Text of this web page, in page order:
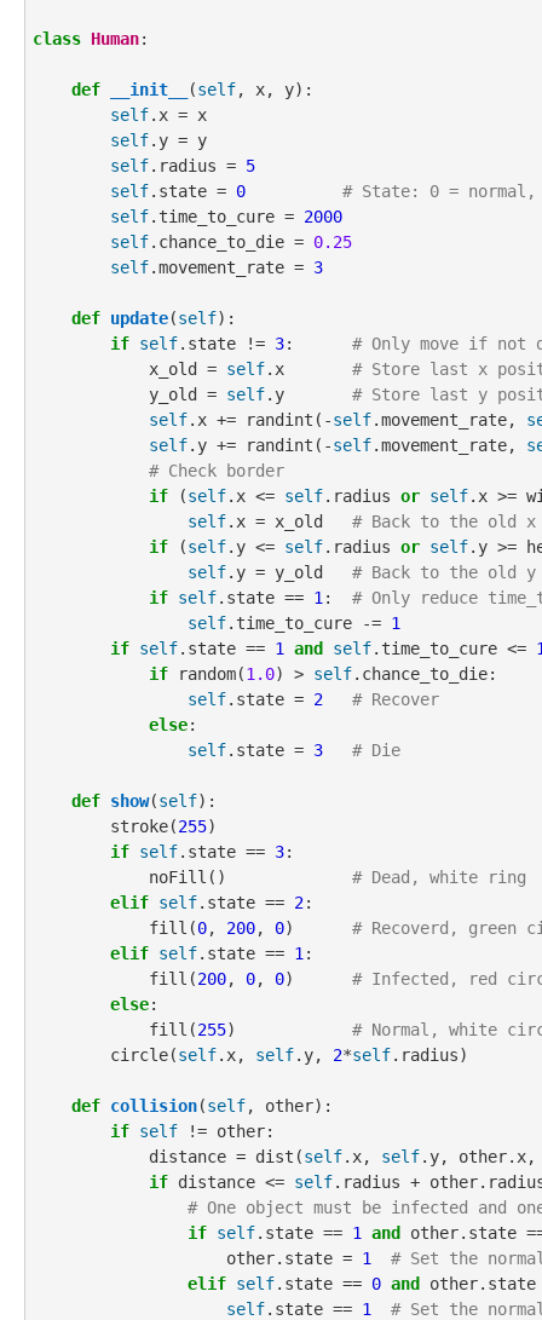
class Human:
def __init__ (self, x, y):
self.x = x
self.y = y
self.radius = 5
self.state = 0
# State: 0 =
self.time_to_cure = 2000
self.chance_to_die = 0.25
self.movement_rate = 3
def update(self):
if self.state != 3: # Only move if not
            x_old =
self.x # Store last x
            y_old =
self.y # Store last y
self.x += randint(-self.movement_rate,
self.y += randint(-self.movement_rate,
# Check border
if (self.x <= self.radius or self.x >=
self.x = x_old # Back to the
if (self.y <= self.radius or self.y >=
self.y = y_old # Back to the old
if self.state == 1: # Only reduce
self.time_to_cure -= 1
if self.state == 1 and self.time_to_cure <=
if random(1.0) > self.chance_to_die:
self.state = 2
# Recover
else:
self.state = 3 # Die
def show(self):
        stroke(
255)
if self.state == 3:
            noFill()
# Dead, white ring
elif self.state == 2:
            fill(
0, 200, 0) # Recoverd, green
elif self.state == 1:
            fill(
200, 0, 0) # Infected, red
else:
            fill(
255) # Normal, white
        circle(
self.x, self.y, 2*self.radius)
def collision(self, other):
if self != other:
            distance = dist(
self.x, self.y, other.x,
if distance <= self.radius +
# One object must be infected and
if self.state == 1 and
other.state
                    other.state =
1
# Set the
elif self.state == 0 and
self.state == 1 # Set the